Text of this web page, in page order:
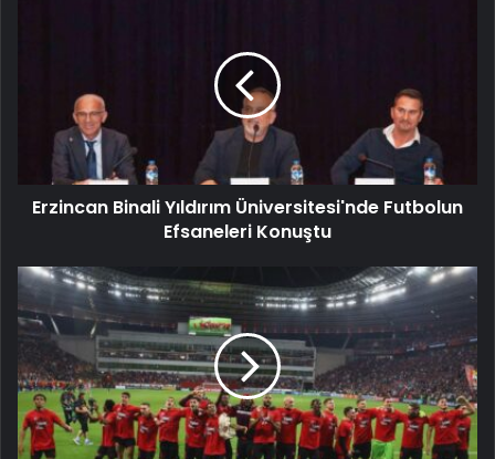
Erzincan Binali Yıldırım Üniversitesi'nde Futbolun
Efsaneleri Konuştu